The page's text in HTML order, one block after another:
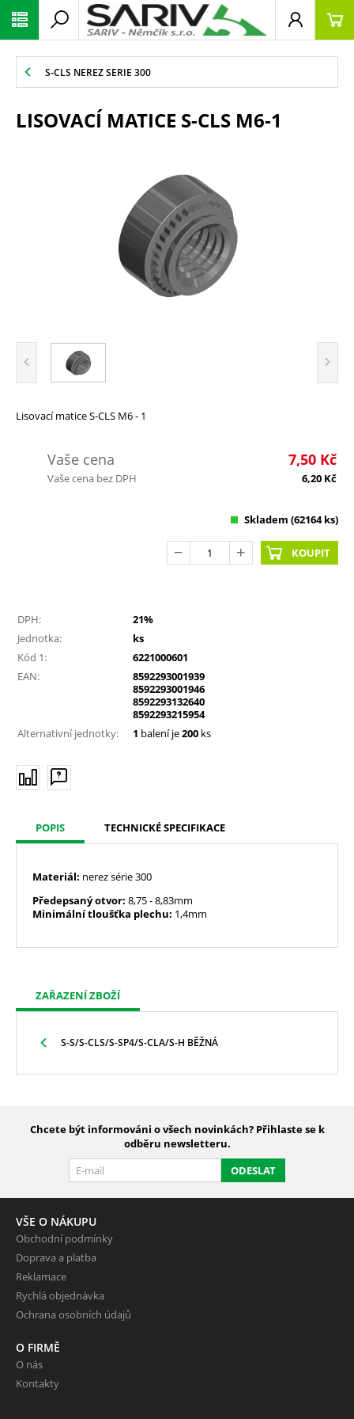
S-CLS NEREZ SERIE 300
LISOVACÍ MATICE S-CLS M6-1
Lisovací matice S-CLS M6 - 1
Vaše cena 7,50 Kč
Vaše cena bez DPH 6,20 Kč
Skladem (62164 ks)
KOUPIT
DPH:
21%
Jednotka:
ks
Kód 1:
6221000601
EAN:
8592293001939
8592293001946
8592293132640
8592293215954
Alternativní jednotky:
1 balení je200 ks
POPIS TECHNICKÉ SPECIFIKACE
Materiál: nerez série 300
Předepsaný otvor: 8,75- 8,83mm
Minimální tloušťka plechu: 1,4mm
ZAŘAZENÍ ZBOŽÍ
S-S/S-CLS/S-SP4/S-CLA/S-H BĚŽNÁ
Chcete být informováni o všech novinkách? Přihlaste se k
odběru newsletteru.
ODESLAT
VŠE O NÁKUPU
Obchodní podmínky
Doprava a platba
Reklamace
Rychlá objednávka
Ochrana osobních údajů
O FIRMĚ
O nás
Kontakty